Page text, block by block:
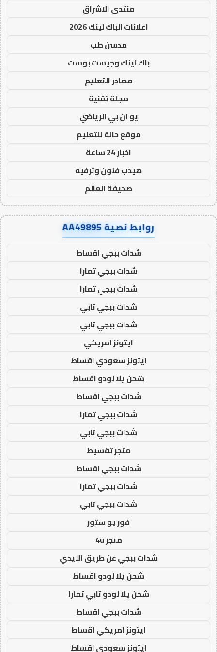
منتدى الاشراق
اعلانات الباك لينك 2026
مدسن طب
باك لينك وجيست بوست
مصادر التعليم
مجلة تقنية
يو ان بي الرياضي
موقع حالة للتعليم
اخبار 24 ساعة
هيدب فنون وترفيه
صحيفة العالم
روابط نصية AA49895
شدات ببجي اقساط
شدات ببجي تمارا
شدات ببجي تمارا
شدات ببجي تابي
شدات ببجي تابي
ايتونز امريكي
ايتونز سعودي اقساط
شحن يلا لودو اقساط
شدات ببجي اقساط
شدات ببجي تمارا
شدات ببجي تابي
متجر تقسيط
شدات ببجي اقساط
شدات ببجي تمارا
شدات ببجي تابي
فور يو ستور
متجر 4u
شدات ببجي عن طريق الايدي
شحن يلا لودو اقساط
شحن يلا لودو تابي تمارا
شدات ببجي اقساط
ايتونز امريكي اقساط
ايتونز سعودي اقساط